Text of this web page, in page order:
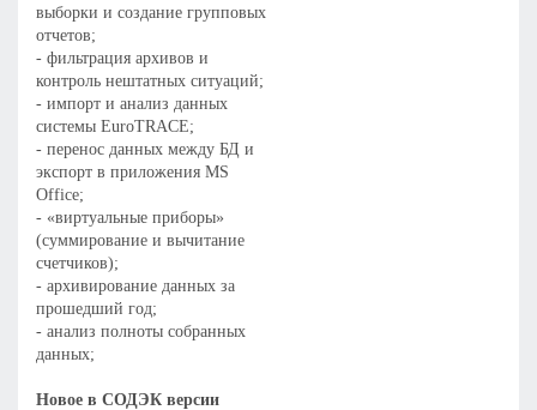
выборки и создание групповых
отчетов;
- фильтрация архивов и
контроль нештатных ситуаций;
- импорт и анализ данных
системы EuroTRACE;
- перенос данных между БД и
экспорт в приложения MS
Office;
- «виртуальные приборы»
(суммирование и вычитание
счетчиков);
- архивирование данных за
прошедший год;
- анализ полноты собранных
данных;
Новое в СОДЭК версии